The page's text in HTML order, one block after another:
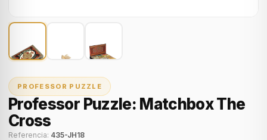
PROFESSOR PUZZLE
Professor Puzzle: Matchbox The
Cross
Referencia: 435-JH18